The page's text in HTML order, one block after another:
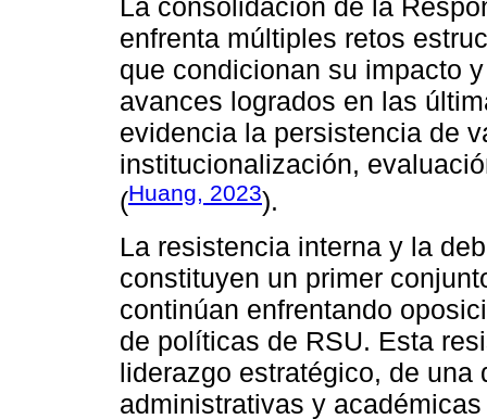
La consolidación de la
enfrenta múltiples retos
que condicionan su impacto
avances logrados en las
evidencia la persistencia de
institucionalización,
(Huang, 2023).
La resistencia interna y la
constituyen un primer
continúan enfrentando
de políticas de RSU. Esta
liderazgo estratégico, de
administrativas y